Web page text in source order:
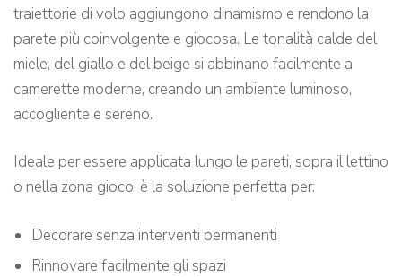
traiettorie di volo aggiungono dinamismo e rendono la
parete più coinvolgente e giocosa. Le tonalità calde del
miele, del giallo e del beige si abbinano facilmente a
camerette moderne, creando un ambiente luminoso,
accogliente e sereno.
Ideale per essere applicata lungo le pareti, sopra il lettino
o nella zona gioco, è la soluzione perfetta per:
Decorare senza interventi permanenti
Rinnovare facilmente gli spazi